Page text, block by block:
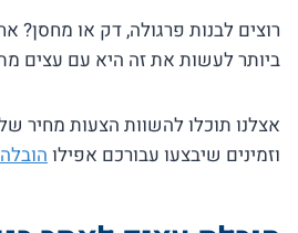
רוצים לבנות פרגולה, דק או מחסן?
ביותר לעשות את זה היא עם עצים
אצלנו תוכלו להשוות הצעות מחיר
וזמינים שיבצעו עבורכם אפילו